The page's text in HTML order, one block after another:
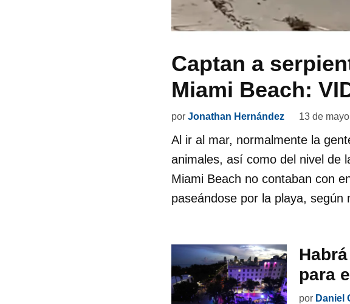
Captan a
Miami Beach:
por Jonathan Hernández 13 de
Al ir al mar, normalmente la
animales, así como del nivel de
Miami Beach no contaban con
paseándose por la playa,
para
por Daniel